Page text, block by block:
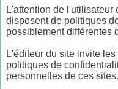
L'attention de l'utilisateur
disposent de politiques
possiblement différentes
L'éditeur du site invite
politiques de
personnelles de ces sites.